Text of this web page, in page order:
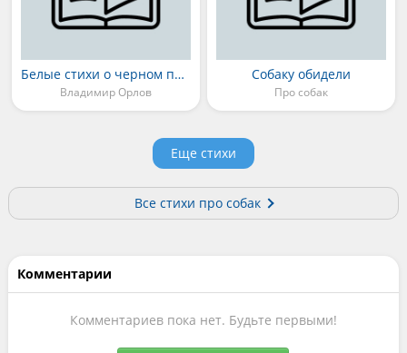
Белые стихи о черном пуделе
Владимир Орлов
Собаку обидели
Про собак
Еще стихи
Все стихи про собак
Комментарии
Комментариев пока нет. Будьте первыми!